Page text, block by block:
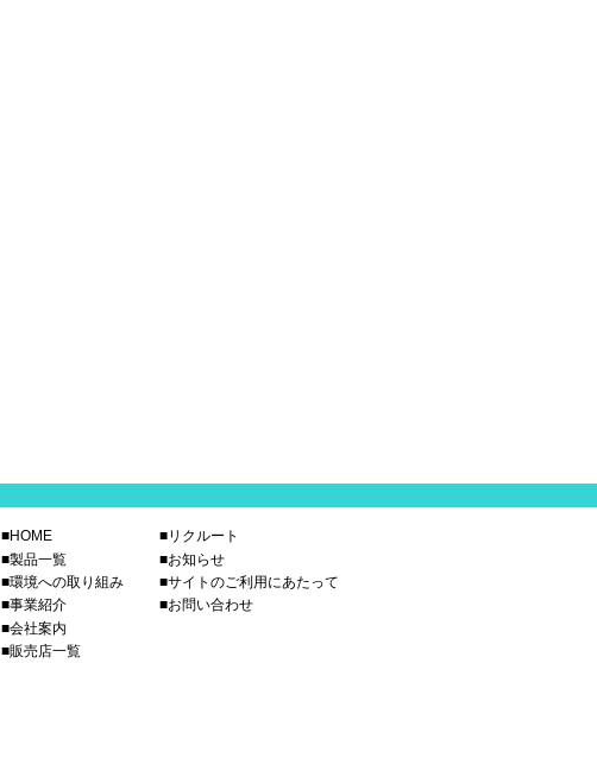
■HOME
■製品一覧
■環境への取り組み
■事業紹介
■会社案内
■販売店一覧
■リクルート
■お知らせ
■サイトのご利用にあたって
■お問い合わせ